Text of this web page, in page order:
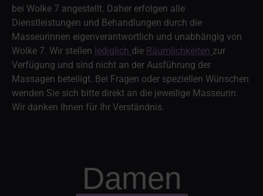
bei Wolke 7 angestellt. Daher erfolgen alle
Dienstleistungen und Behandlungen durch die
Masseurinnen eigenverantwortlich und unabhängig von
Wolke 7. Wir stellen lediglich die Räumlichkeiten zur
Verfügung und sind nicht an der Ausführung der
Massagen beteiligt. Bei Fragen oder speziellen Wünschen
wenden Sie sich bitte direkt an die jeweilige Masseurin.
Wir danken Ihnen für Ihr Verständnis.
Damen